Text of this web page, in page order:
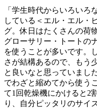
「学生時代からいろいろ
している＜エル・エル・
グ。休日はたくさんの荷
グローサリー・トートの
を使うことが多いです。
さが結構あるので、もう
と良いなと思っていまし
でわざと縮めてから使う
て1回乾燥機にかけると2
り、自分ピッタリのサイ